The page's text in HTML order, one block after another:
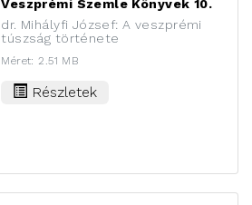
Veszprémi Szemle Könyvek 10.
dr. Mihályfi József: A veszprémi
túszság története
Méret: 2.51 MB
Részletek